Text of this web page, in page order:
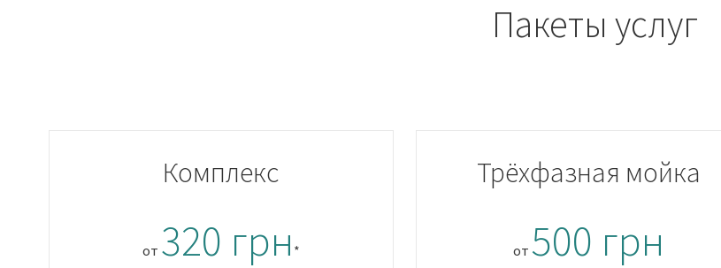
Пакеты услуг
Комплекс
от 320 грн *
Трёхфазная мойка
от 500 грн